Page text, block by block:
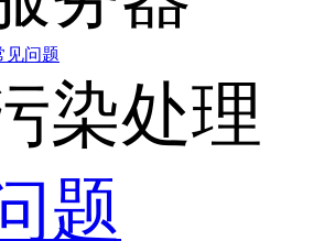
见问题
染处理
题